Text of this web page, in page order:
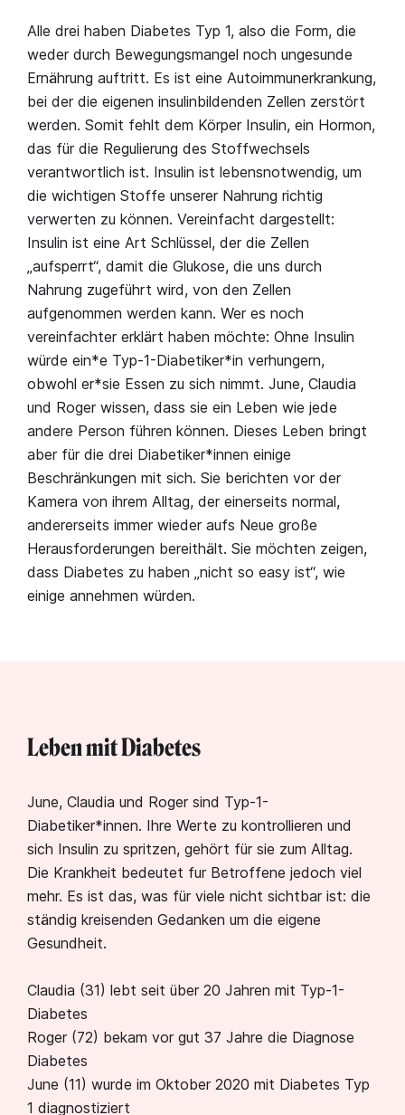
Alle drei haben Diabetes Typ 1, also die Form, die
weder durch Bewegungsmangel noch ungesunde
Ernährung auftritt. Es ist eine Autoimmunerkrankung,
bei der die eigenen insulinbildenden Zellen zerstört
werden. Somit fehlt dem Körper Insulin, ein Hormon,
das für die Regulierung des Stoffwechsels
verantwortlich ist. Insulin ist lebensnotwendig, um
die wichtigen Stoffe unserer Nahrung richtig
verwerten zu können. Vereinfacht dargestellt:
Insulin ist eine Art Schlüssel, der die Zellen
„aufsperrt“, damit die Glukose, die uns durch
Nahrung zugeführt wird, von den Zellen
aufgenommen werden kann. Wer es noch
vereinfachter erklärt haben möchte: Ohne Insulin
würde ein*e Typ-1-Diabetiker*in verhungern,
obwohl er*sie Essen zu sich nimmt. June, Claudia
und Roger wissen, dass sie ein Leben wie jede
andere Person führen können. Dieses Leben bringt
aber für die drei Diabetiker*innen einige
Beschränkungen mit sich. Sie berichten vor der
Kamera von ihrem Alltag, der einerseits normal,
andererseits immer wieder aufs Neue große
Herausforderungen bereithält. Sie möchten zeigen,
dass Diabetes zu haben „nicht so easy ist“, wie
einige annehmen würden.
Leben mit Diabetes
June, Claudia und Roger sind Typ-1-
Diabetiker*innen. Ihre Werte zu kontrollieren und
sich Insulin zu spritzen, gehört für sie zum Alltag.
Die Krankheit bedeutet fur Betroffene jedoch viel
mehr. Es ist das, was für viele nicht sichtbar ist: die
ständig kreisenden Gedanken um die eigene
Gesundheit.
Claudia (31) lebt seit über 20 Jahren mit Typ-1-
Diabetes
Roger (72) bekam vor gut 37 Jahre die Diagnose
Diabetes
June (11) wurde im Oktober 2020 mit Diabetes Typ
1 diagnostiziert